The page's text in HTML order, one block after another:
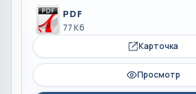
PDF
77 Кб
Карточка
Просмотр